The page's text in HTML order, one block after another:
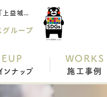
熊本で平屋ならC.デザイン株式会社の【5月】期間限定モデルハウス『上益城郡嘉島町』ご見学・ご相談予約受付中です！をご紹介
ループ
ンナップ
WORKS
施工事例